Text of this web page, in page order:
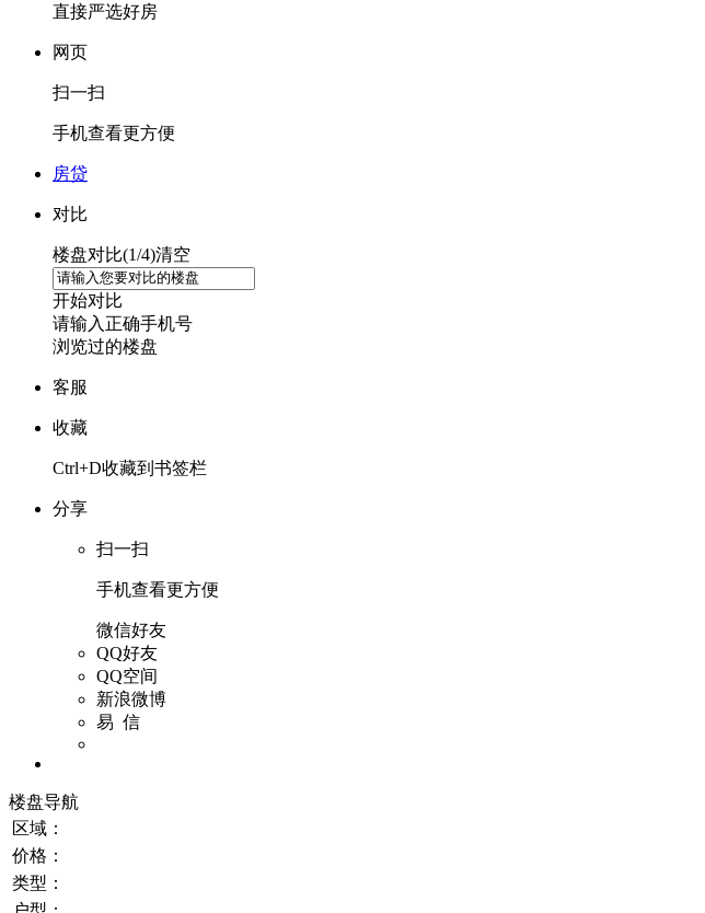
直接严选好房
网页
扫一扫
手机查看更方便
房贷
对比
楼盘对比(1/4)清空
开始对比
请输入正确手机号
浏览过的楼盘
客服
收藏
Ctrl+D收藏到书签栏
分享
扫一扫
手机查看更方便
微信好友
QQ好友
QQ空间
新浪微博
易 信
楼盘导航
区域：
价格：
类型：